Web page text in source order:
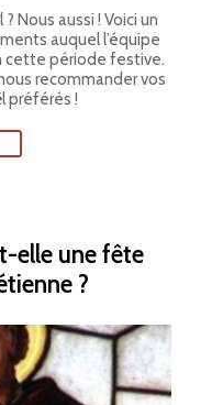
Nous aussi ! Voici un
auquel l’équipe
cette période festive.
recommander vos
préférés !
elle une fête
?